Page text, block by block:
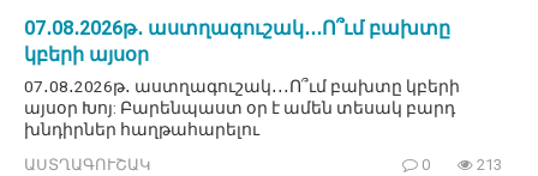
07․08․2026թ․ աստղագուշակ․․․Ո՞ւմ բախտը
կբերի այսօր
07․08․2026թ․ աստղագուշակ․․․Ո՞ւմ բախտը կբերի
այսօր Խոյ: Բարենպաստ օր է ամեն տեսակ բարդ
խնդիրներ հաղթահարելու
ԱՍՏՂԱԳՈՒՇԱԿ 0 213